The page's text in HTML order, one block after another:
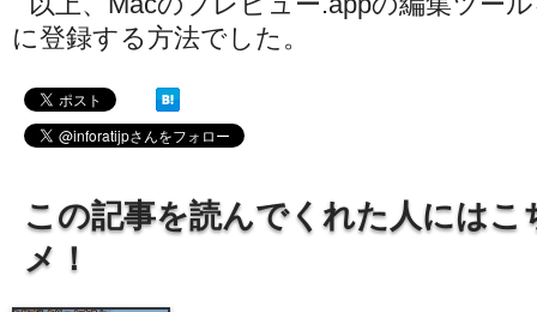
に登録する方法でした。
この記事を読んでくれた人にはこ
メ！